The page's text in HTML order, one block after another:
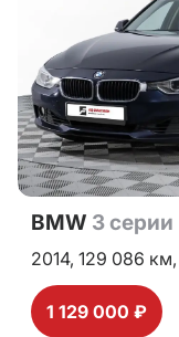
BMW 3 серии
2014, 129 086 км,
1 129 000 ₽